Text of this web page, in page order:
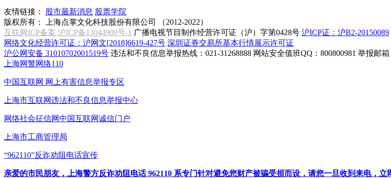
友情链接： 股市最新消息 股票学院
版权所有：
上海点掌文化科技股份有限公司 （2012-2022）
互联网ICP备案 沪ICP备13044908号-1 广播电视节目制作经营许可证（沪）字第0428号 沪ICP证：沪B2-20150089
网络文化经营许可证：沪网文[2018]6619-427号 深圳证券交易所基本行情展示许可证
沪公网安备 31010702001519号 违法和不良信息举报热线：021-31268888 网站安全值班QQ：800800981 举报邮箱
上海网警网络110
中国互联网 网上有害信息举报专区
上海市互联网违法和不良信息举报中心
网络社会征信网中国互联网诚信门户
上海市工商管理局
“962110”反诈劝阻电话宣传
亲爱的市民朋友，上海警方反诈劝阻电话 962110 系专门针对避免您财产被骗受损而设，请您一旦收到来电，立